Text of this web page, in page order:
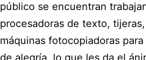
público se encuentran
procesadoras de texto,
máquinas fotocopiadoras